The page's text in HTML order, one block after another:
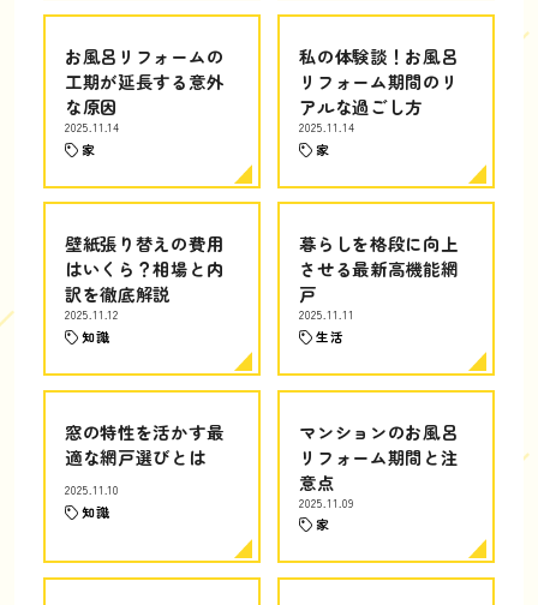
お風呂リフォームの
工期が延長する意外
な原因
2025.11.14
家
私の体験談！お風呂
リフォーム期間のリ
アルな過ごし方
2025.11.14
家
壁紙張り替えの費用
はいくら？相場と内
訳を徹底解説
2025.11.12
知識
暮らしを格段に向上
させる最新高機能網
戸
2025.11.11
生活
窓の特性を活かす最
適な網戸選びとは
2025.11.10
知識
マンションのお風呂
リフォーム期間と注
意点
2025.11.09
家